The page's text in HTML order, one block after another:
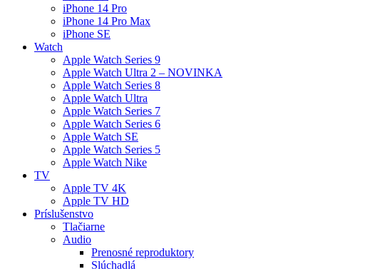
iPhone 14 Pro
iPhone 14 Pro Max
iPhone SE
Watch
Apple Watch Series 9
Apple Watch Ultra 2 – NOVINKA
Apple Watch Series 8
Apple Watch Ultra
Apple Watch Series 7
Apple Watch Series 6
Apple Watch SE
Apple Watch Series 5
Apple Watch Nike
TV
Apple TV 4K
Apple TV HD
Príslušenstvo
Tlačiarne
Audio
Prenosné reproduktory
Slúchadlá